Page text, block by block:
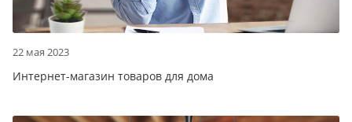
22 мая 2023
Интернет-магазин товаров для дома